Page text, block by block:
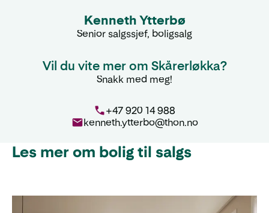
Vil du vite mer om Skårerløkka?
Snakk med meg!
Kenneth Ytterbø
Senior salgssjef, boligsalg
+47 920 14 988
kenneth.ytterbo@thon.no
Les mer om bolig til salgs